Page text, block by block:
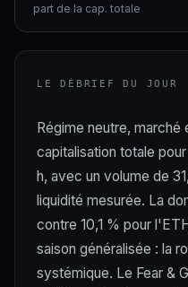
part de la cap. totale
LE DÉBRIEF DU JOUR
Régime neutre,
capitalisation totale
h, avec un volume de
liquidité mesurée. La
contre 10,1 % pour
saison généralisée : la
systémique. Le Fear &